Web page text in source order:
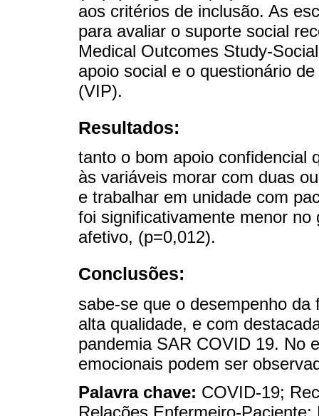
aos critérios de inclusão. As
para avaliar o suporte social
Medical Outcomes Study-
apoio social e o questionário
(VIP).
Resultados:
tanto o bom apoio confidencial
às variáveis ​​morar com duas
e trabalhar em unidade com
foi significativamente menor
afetivo, (p=0,012).
Conclusões:
sabe-se que o desempenho
alta qualidade, e com
pandemia SAR COVID 19. No
emocionais podem ser
Palavra chave: COVID-19;